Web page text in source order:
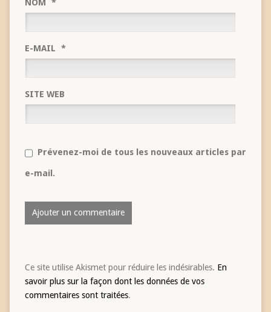
NOM *
E-MAIL *
SITE WEB
Prévenez-moi de tous les nouveaux articles par
e-mail.
Ce site utilise Akismet pour réduire les indésirables. En
savoir plus sur la façon dont les données de vos
commentaires sont traitées.